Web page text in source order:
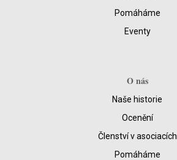
Pomáháme
Eventy
O nás
Naše historie
Ocenění
Členství v asociacích
Pomáháme